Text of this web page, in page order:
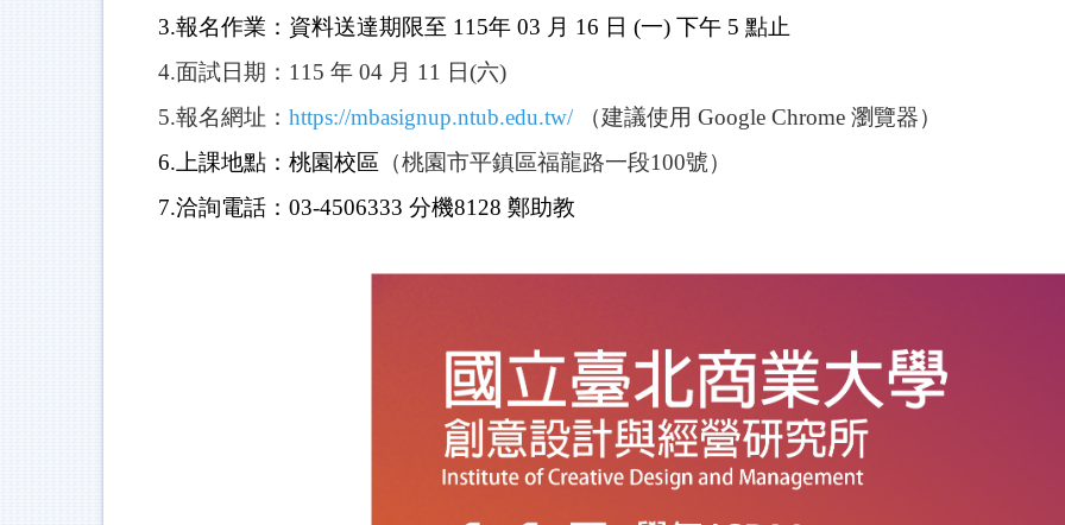
3.報名作業：資料送達期限至 115年 03 月 16 日 (一) 下午 5 點止
4.面試日期：115 年 04 月 11 日(六)
5.報名網址： https://mbasignup.ntub.edu.tw/ （建議使用 Google Chrome 瀏覽器）
6.上課地點：桃園校區 （桃園市平鎮區福龍路一段100號）
7.洽詢電話：03-4506333 分機8128 鄭助教